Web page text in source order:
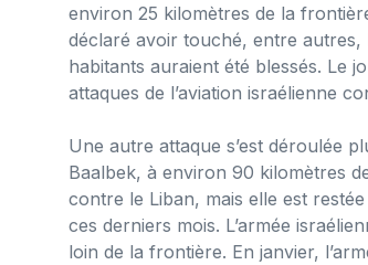
environ 25 kilomètres de la
déclaré avoir touché, entre autres,
habitants auraient été blessés. Le
attaques de l’aviation israélienne
Une autre attaque s’est déroulée
Baalbek, à environ 90 kilomètres
contre le Liban, mais elle est
ces derniers mois. L’armée
loin de la frontière. En janvier,